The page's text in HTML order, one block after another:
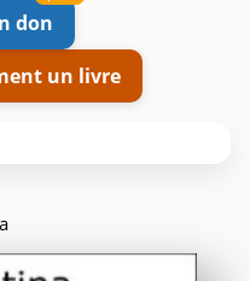
don
un livre